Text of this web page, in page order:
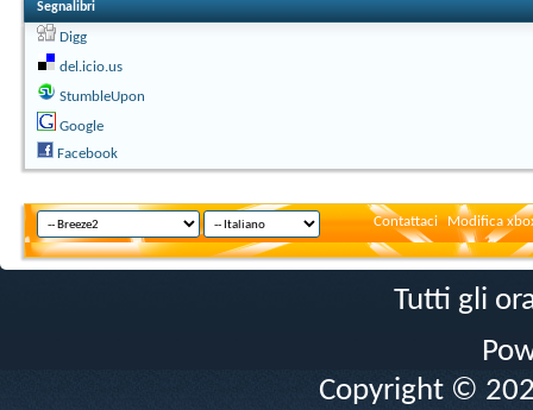
Segnalibri
Digg
del.icio.us
StumbleUpon
Google
Facebook
Contattaci Modifica
Tutti gli
Copyright ©